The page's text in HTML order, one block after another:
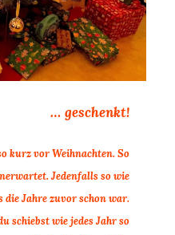
… geschenkt!
kurz vor Weihnachten. So
Jedenfalls so wie
die Jahre zuvor schon war.
schiebst wie jedes Jahr so